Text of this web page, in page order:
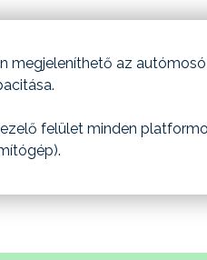
megjeleníthető az
felület minden